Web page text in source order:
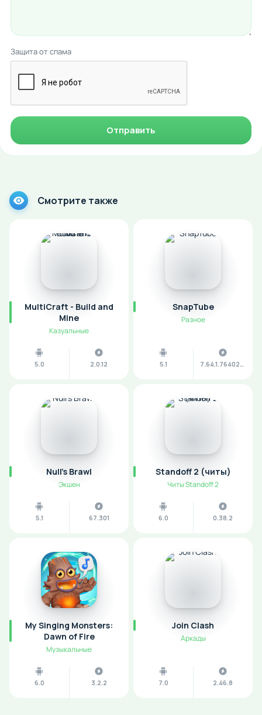
Защита от спама
Отправить
Смотрите также
MultiCraft - Build and
Mine
Казуальные
5.0 2.0.12
SnapTube
Разное
5.1 7.64.1.76402201
Null’s Brawl
Экшен
5.1 67.301
Standoff 2 (читы)
Читы Standoff 2
6.0 0.38.2
My Singing Monsters:
Dawn of Fire
Музыкальные
6.0 3.2.2
Join Clash
Аркады
7.0 2.46.8